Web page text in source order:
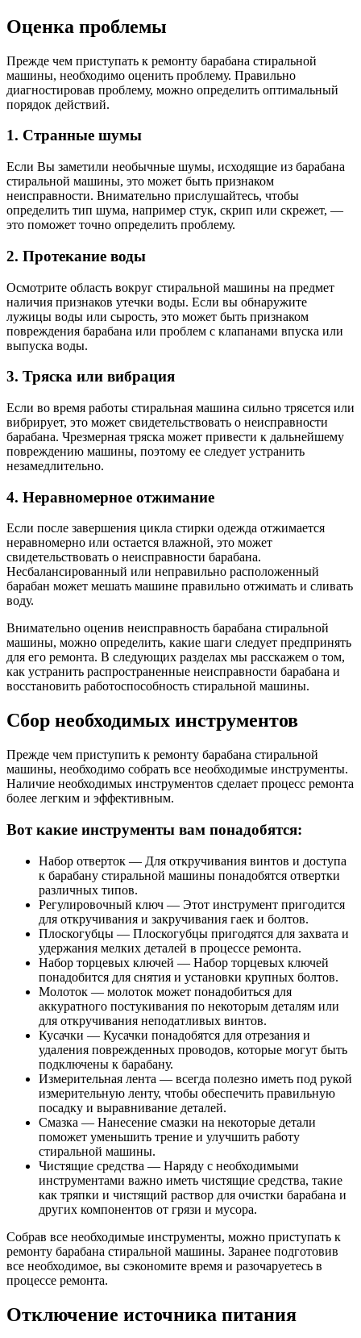
Оценка проблемы
Прежде чем приступать к ремонту барабана стиральной
машины, необходимо оценить проблему. Правильно
диагностировав проблему, можно определить оптимальный
порядок действий.
1. Странные шумы
Если Вы заметили необычные шумы, исходящие из барабана
стиральной машины, это может быть признаком
неисправности. Внимательно прислушайтесь, чтобы
определить тип шума, например стук, скрип или скрежет, —
это поможет точно определить проблему.
2. Протекание воды
Осмотрите область вокруг стиральной машины на предмет
наличия признаков утечки воды. Если вы обнаружите
лужицы воды или сырость, это может быть признаком
повреждения барабана или проблем с клапанами впуска или
выпуска воды.
3. Тряска или вибрация
Если во время работы стиральная машина сильно трясется или
вибрирует, это может свидетельствовать о неисправности
барабана. Чрезмерная тряска может привести к дальнейшему
повреждению машины, поэтому ее следует устранить
незамедлительно.
4. Неравномерное отжимание
Если после завершения цикла стирки одежда отжимается
неравномерно или остается влажной, это может
свидетельствовать о неисправности барабана.
Несбалансированный или неправильно расположенный
барабан может мешать машине правильно отжимать и сливать
воду.
Внимательно оценив неисправность барабана стиральной
машины, можно определить, какие шаги следует предпринять
для его ремонта. В следующих разделах мы расскажем о том,
как устранить распространенные неисправности барабана и
восстановить работоспособность стиральной машины.
Сбор необходимых инструментов
Прежде чем приступить к ремонту барабана стиральной
машины, необходимо собрать все необходимые инструменты.
Наличие необходимых инструментов сделает процесс ремонта
более легким и эффективным.
Вот какие инструменты вам понадобятся:
Набор отверток — Для откручивания винтов и доступа
к барабану стиральной машины понадобятся отвертки
различных типов.
Регулировочный ключ — Этот инструмент пригодится
для откручивания и закручивания гаек и болтов.
Плоскогубцы — Плоскогубцы пригодятся для захвата и
удержания мелких деталей в процессе ремонта.
Набор торцевых ключей — Набор торцевых ключей
понадобится для снятия и установки крупных болтов.
Молоток — молоток может понадобиться для
аккуратного постукивания по некоторым деталям или
для откручивания неподатливых винтов.
Кусачки — Кусачки понадобятся для отрезания и
удаления поврежденных проводов, которые могут быть
подключены к барабану.
Измерительная лента — всегда полезно иметь под рукой
измерительную ленту, чтобы обеспечить правильную
посадку и выравнивание деталей.
Смазка — Нанесение смазки на некоторые детали
поможет уменьшить трение и улучшить работу
стиральной машины.
Чистящие средства — Наряду с необходимыми
инструментами важно иметь чистящие средства, такие
как тряпки и чистящий раствор для очистки барабана и
других компонентов от грязи и мусора.
Собрав все необходимые инструменты, можно приступать к
ремонту барабана стиральной машины. Заранее подготовив
все необходимое, вы сэкономите время и разочаруетесь в
процессе ремонта.
Отключение источника питания